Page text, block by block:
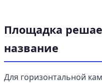
Площадка
название
Для горизонтальной